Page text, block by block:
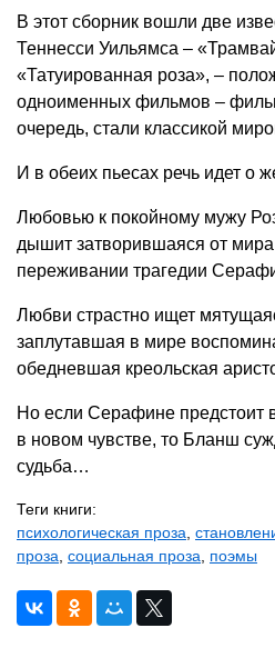
В этот сборник вошли две
Теннесси Уильямса –
«Татуированная роза», –
одноименных фильмов –
очередь, стали классикой
И в обеих пьесах речь идет о
Любовью к покойному мужу
дышит затворившаяся от
переживании трагедии
Любви страстно ищет
заплутавшая в мире
обедневшая креольская
Но если Серафине предстоит
в новом чувстве, то Бланш
судьба…
Теги книги:
психологическая проза
проза социальная проза поэмы